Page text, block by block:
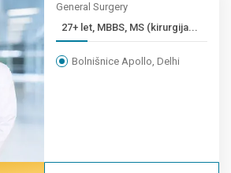
General Surgery
27+ let, MBBS, MS (kirurgija...
Bolnišnice Apollo, Delhi